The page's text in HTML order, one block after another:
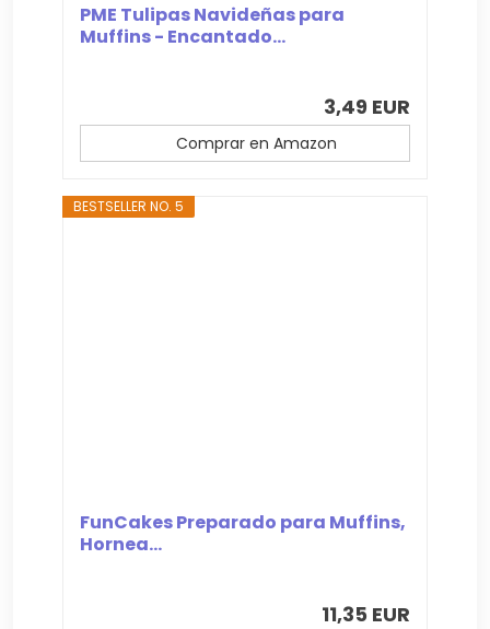
PME Tulipas Navideñas para
Muffins - Encantado...
3,49 EUR
Comprar en Amazon
BESTSELLER NO. 5
FunCakes Preparado para Muffins,
Hornea...
11,35 EUR